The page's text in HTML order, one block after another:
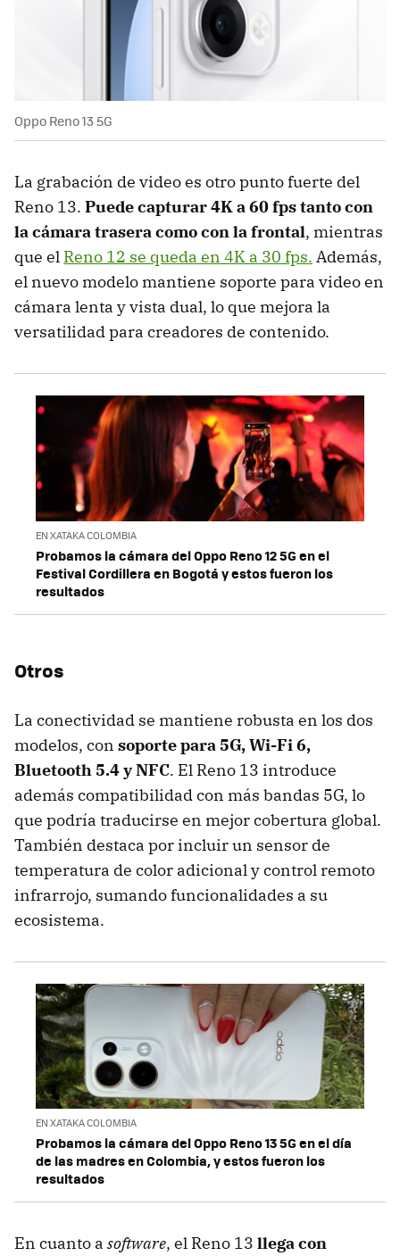
Oppo Reno 13 5G
La grabación de video es otro punto fuerte del
Reno 13. Puede capturar 4K a 60 fps tanto con
la cámara trasera como con la frontal, mientras
que el Reno 12 se queda en 4K a 30 fps. Además,
el nuevo modelo mantiene soporte para video en
cámara lenta y vista dual, lo que mejora la
versatilidad para creadores de contenido.
EN XATAKA COLOMBIA
Probamos la cámara del Oppo Reno 12 5G en el
Festival Cordillera en Bogotá y estos fueron los
resultados
Otros
La conectividad se mantiene robusta en los dos
modelos, con soporte para 5G, Wi-Fi 6,
Bluetooth 5.4 y NFC. El Reno 13 introduce
además compatibilidad con más bandas 5G, lo
que podría traducirse en mejor cobertura global.
También destaca por incluir un sensor de
temperatura de color adicional y control remoto
infrarrojo, sumando funcionalidades a su
ecosistema.
EN XATAKA COLOMBIA
Probamos la cámara del Oppo Reno 13 5G en el día
de las madres en Colombia, y estos fueron los
resultados
En cuanto a software, el Reno 13 llega con